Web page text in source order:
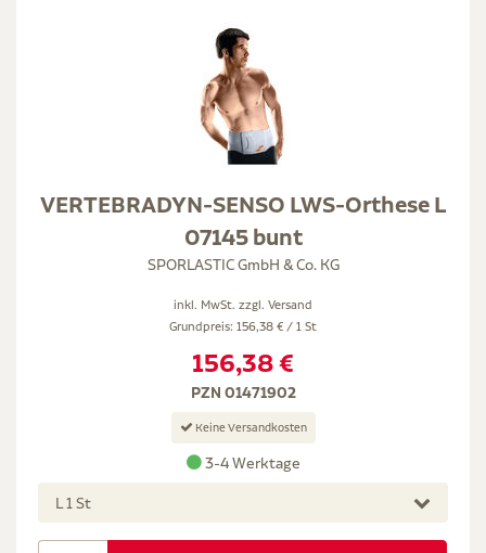
VERTEBRADYN-SENSO LWS-Orthese L
07145 bunt
SPORLASTIC GmbH & Co. KG
inkl. MwSt. zzgl. Versand
Grundpreis: 156,38 € / 1 St
156,38 €
PZN 01471902
Keine Versandkosten
3-4 Werktage
L 1 St